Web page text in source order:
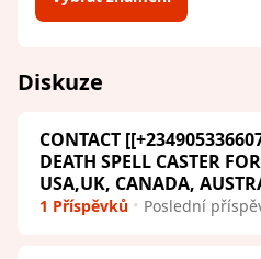
Diskuze
CONTACT
DEATH SPELL CASTER
USA,UK, CANADA,
1 Příspěvků Poslední